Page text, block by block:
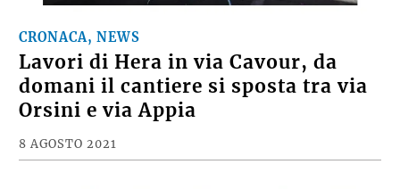
CRONACA, NEWS
Lavori di Hera in via Cavour, da
domani il cantiere si sposta tra via
Orsini e via Appia
8 AGOSTO 2021